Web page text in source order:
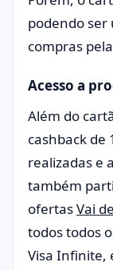
podendo ser
compras
Acesso a
Além do
cashback de
realizadas e
também
ofertasVai
todos todos
Visa Infinite,